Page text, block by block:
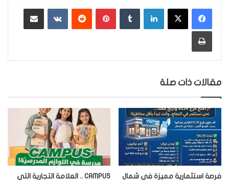
لينكدإن بينتيريست ‏VKontakte
طباعة
مقالات ذات صلة
فرصة استثمارية مميزة في شمال
CAMPUS .. العلامة التجارية التي